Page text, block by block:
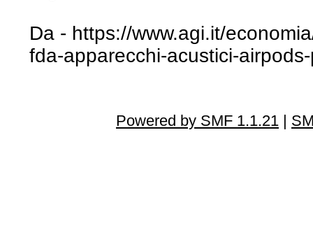
Da - https://www.agi.it/
fda-apparecchi-acustici-
Powered by SMF 1.1.21 |